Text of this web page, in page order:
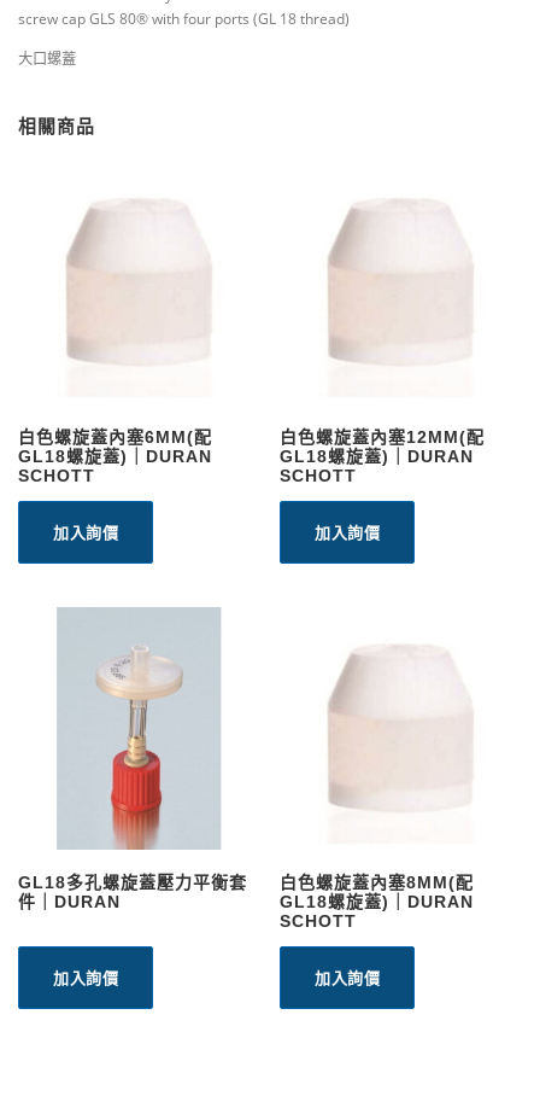
screw cap GLS 80® with four ports (GL 18 thread)
大口螺蓋
相關商品
白色螺旋蓋內塞6MM(配
GL18螺旋蓋)｜DURAN
SCHOTT
加入詢價
白色螺旋蓋內塞12MM(配
GL18螺旋蓋)｜DURAN
SCHOTT
加入詢價
GL18多孔螺旋蓋壓力平衡套
件｜DURAN
加入詢價
白色螺旋蓋內塞8MM(配
GL18螺旋蓋)｜DURAN
SCHOTT
加入詢價